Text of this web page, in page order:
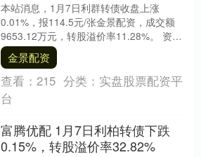
本站消息，1月7日利群转债收盘上涨
0.01%，报114.5元/张金景配资，成交额
9653.12万元，转股溢价率11.28%。 资料
显示，利群转债信用级别为“AA....
金景配资
查看： 215 分类： 实盘股票配资平
台
富腾优配 1月7日利柏转债下跌
0.15%，转股溢价率32.82%